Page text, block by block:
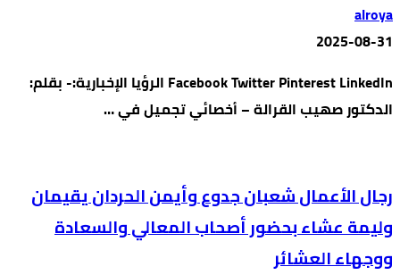
alroya
2025-08-31
Facebook Twitter Pinterest LinkedIn الرؤيا الإخبارية:- بقلم:
الدكتور صهيب القرالة – أخصائي تجميل في …
رجال الأعمال شعبان جدوع وأيمن الحردان يقيمان
وليمة عشاء بحضور أصحاب المعالي والسعادة
ووجهاء العشائر